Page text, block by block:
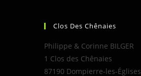
Clos Des Chênaies
Philippe & Corinne BILGER
1 Clos des Chênaies
87190 Dompierre-les-Églises